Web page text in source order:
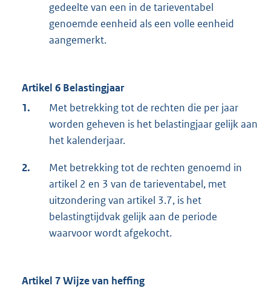
gedeelte van een in de tarieventabel
genoemde eenheid als een volle eenheid
aangemerkt.
Artikel 6 Belastingjaar
1.
Met betrekking tot de rechten die per jaar
worden geheven is het belastingjaar gelijk aan
het kalenderjaar.
2.
Met betrekking tot de rechten genoemd in
artikel 2 en 3 van de tarieventabel, met
uitzondering van artikel 3.7, is het
belastingtijdvak gelijk aan de periode
waarvoor wordt afgekocht.
Artikel 7 Wijze van heffing